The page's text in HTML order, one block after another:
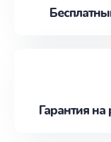
Гарантия